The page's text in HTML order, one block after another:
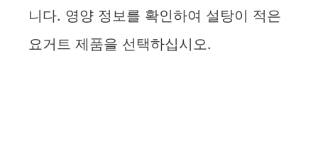
니다. 영양 정보를 확인하여 설탕이 적은
요거트 제품을 선택하십시오.